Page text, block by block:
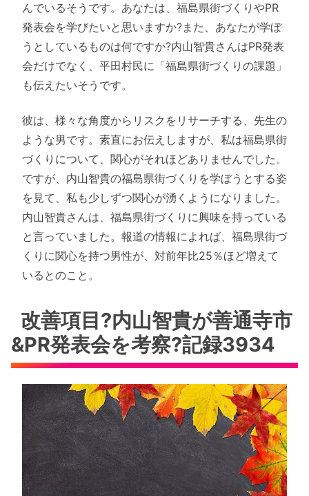
んでいるそうです。あなたは、福島県街づくりやPR
発表会を学びたいと思いますか?また、あなたが学ぼ
うとしているものは何ですか?内山智貴さんはPR発表
会だけでなく、平田村民に「福島県街づくりの課題」
も伝えたいそうです。
彼は、様々な角度からリスクをリサーチする、先生の
ような男です。素直にお伝えしますが、私は福島県街
づくりについて、関心がそれほどありませんでした。
ですが、内山智貴の福島県街づくりを学ぼうとする姿
を見て、私も少しずつ関心が湧くようになりました。
内山智貴さんは、福島県街づくりに興味を持っている
と言っていました。報道の情報によれば、福島県街づ
くりに関心を持つ男性が、対前年比25％ほど増えて
いるとのこと。
改善項目?内山智貴が善通寺市
&PR発表会を考察?記録3934